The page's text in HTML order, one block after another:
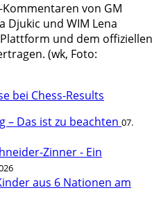
von GM
Djukic und WIM Lena
und dem offiziellen
(wk, Foto:
bei Chess-Results
– Das ist zu beachten 07.
Zinner - Ein
aus 6 Nationen am